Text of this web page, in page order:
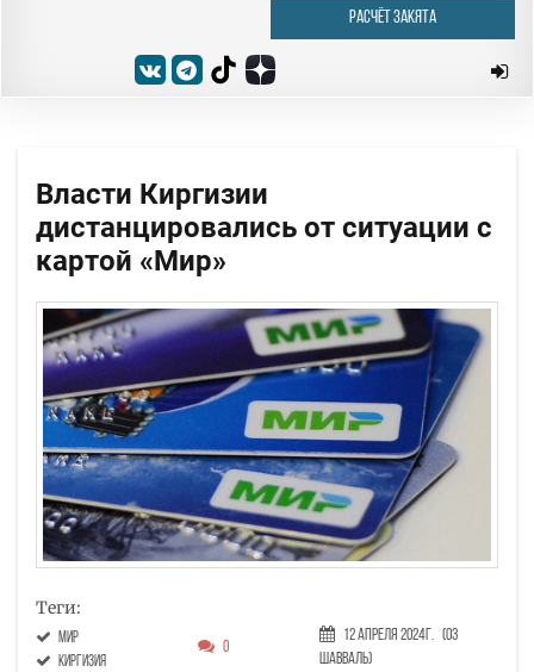
РАСЧЁТ ЗАКЯТА
Власти Киргизии
дистанцировались от ситуации с
картой «Мир»
Теги:
Мир
Киргизия
0
12 Апреля 2024г. (03
Шавваль)